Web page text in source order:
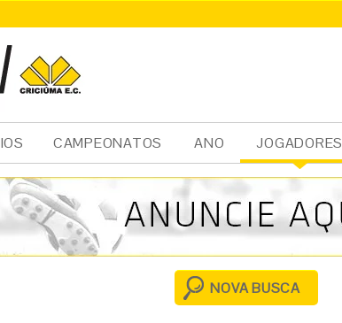
CAMPEONATOS ANO JOGADORES
cia
l
NOVA BUSCA